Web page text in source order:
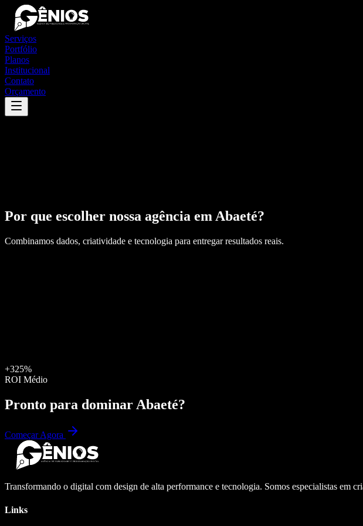
Serviços
Portfólio
Planos
Institucional
Contato
Orçamento
Por que escolher nossa agência em Abaeté?
Combinamos dados, criatividade e tecnologia para entregar resultados reais.
+325%
ROI Médio
Pronto para dominar Abaeté?
Começar Agora
Transformando o digital com design de alta performance e tecnologia. Somos especialistas em
Links